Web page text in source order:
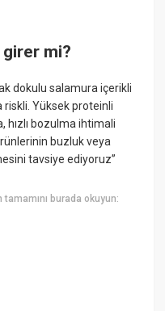
mi?
dokulu salamura içerikli
Yüksek proteinli
hızlı bozulma ihtimali
buzluk veya
tavsiye ediyoruz”
tamamını burada okuyun: